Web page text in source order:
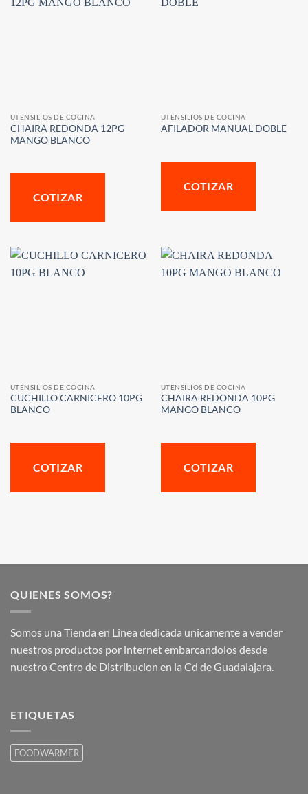
UTENSILIOS DE COCINA
CHAIRA REDONDA 12PG
MANGO BLANCO
COTIZAR
UTENSILIOS DE COCINA
AFILADOR MANUAL DOBLE
COTIZAR
UTENSILIOS DE COCINA
CUCHILLO CARNICERO 10PG
BLANCO
COTIZAR
UTENSILIOS DE COCINA
CHAIRA REDONDA 10PG
MANGO BLANCO
COTIZAR
QUIENES SOMOS?
Somos una Tienda en Linea dedicada unicamente a vender
nuestros productos por internet embarcandolos desde
nuestro Centro de Distribucion en la Cd de Guadalajara.
ETIQUETAS
FOODWARMER